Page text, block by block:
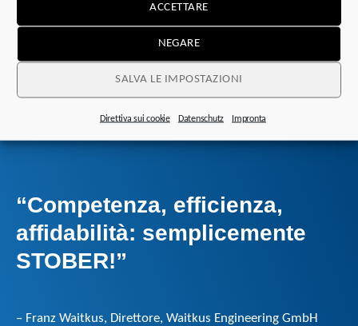
ACCETTARE
NEGARE
SALVA LE IMPOSTAZIONI
Direttiva sui cookie Datenschutz Impronta
“Competenza, efficienza,
affidabilità: semplicemente
STOBER!”
– Franz Waitkus, Direttore, Waitkus Engineering GmbH